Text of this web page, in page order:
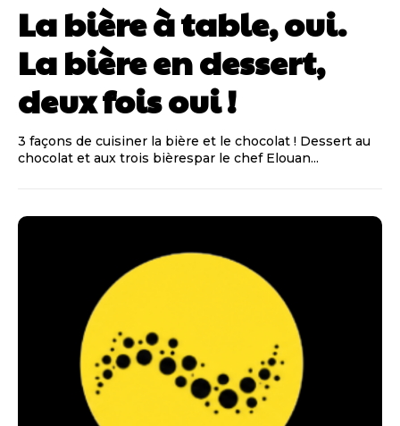
La bière à table, oui.
La bière en dessert,
deux fois oui !
3 façons de cuisiner la bière et le chocolat ! Dessert au
chocolat et aux trois bièrespar le chef Elouan...